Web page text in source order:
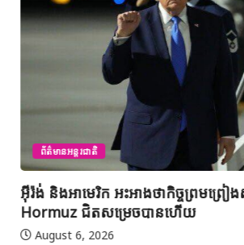
ព័ត៌មានអន្តរជាតិ
អ៊ីរ៉ង់ និងអាមេរិក អះអាងថាកិច្ចព្រមព្រៀង
Hormuz ជិតសម្រេចបានហើយ
August 6, 2026